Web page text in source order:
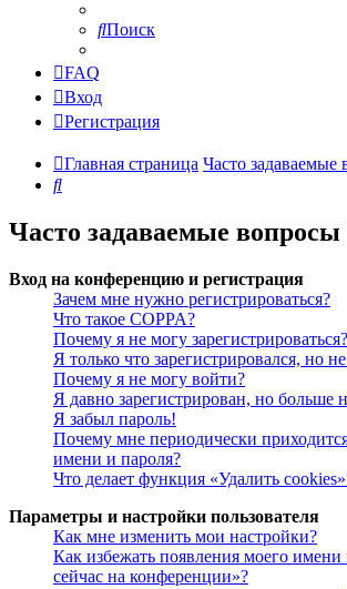
Поиск
FAQ
Вход
Регистрация
Главная страница Часто задаваемые
Поиск
Часто задаваемые вопросы
Вход на конференцию и регистрация
Зачем мне нужно регистрироваться?
Что такое COPPA?
Почему я не могу зарегистрироваться?
Я только что зарегистрировался, но
Почему я не могу войти?
Я давно зарегистрирован, но больше
Я забыл пароль!
Почему мне периодически
имени и пароля?
Что делает функция «Удалить
Параметры и настройки пользователя
Как мне изменить мои настройки?
Как избежать появления моего имени
сейчас на конференции»?